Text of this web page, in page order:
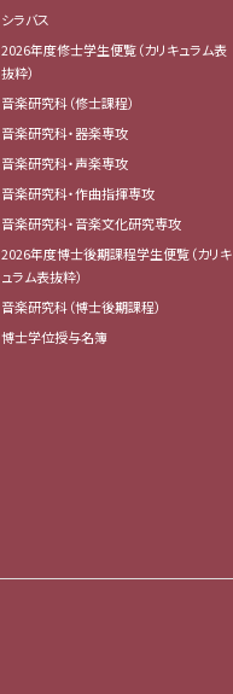
シラバス
2026年度修士学生便覧（カリキュラム表
抜粋）
音楽研究科（修士課程）
音楽研究科・器楽専攻
音楽研究科・声楽専攻
音楽研究科・作曲指揮専攻
音楽研究科・音楽文化研究専攻
2026年度博士後期課程学生便覧（カリキ
ュラム表抜粋）
音楽研究科（博士後期課程）
博士学位授与名簿